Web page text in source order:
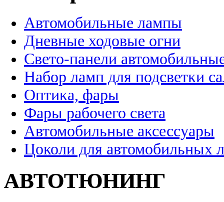
Автомобильные лампы
Дневные ходовые огни
Свето-панели
Набор ламп для подсветки
Оптика, фары
Фары рабочего света
Автомобильные аксессуары
Цоколи для автомобильных
АВТОТЮНИНГ